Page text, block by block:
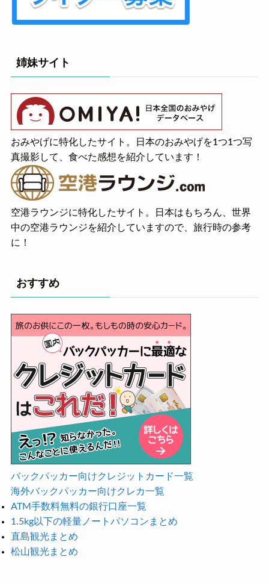
姉妹サイト
おみやげに特化したサイト。日本のおみやげを1つ1つ写
真撮影して、食べた感想を紹介しています！
空港ラウンジに特化したサイト。日本はもちろん、世界
中の空港ラウンジを紹介していますので、旅行時の参考
に！
おすすめ
バックパッカー向けクレジットカード一覧
海外バックパッカー向けクレカ一覧
ATM手数料無料の銀行口座一覧
1.5kg以下の軽量ノートパソコンまとめ
直島観光まとめ
松山観光まとめ